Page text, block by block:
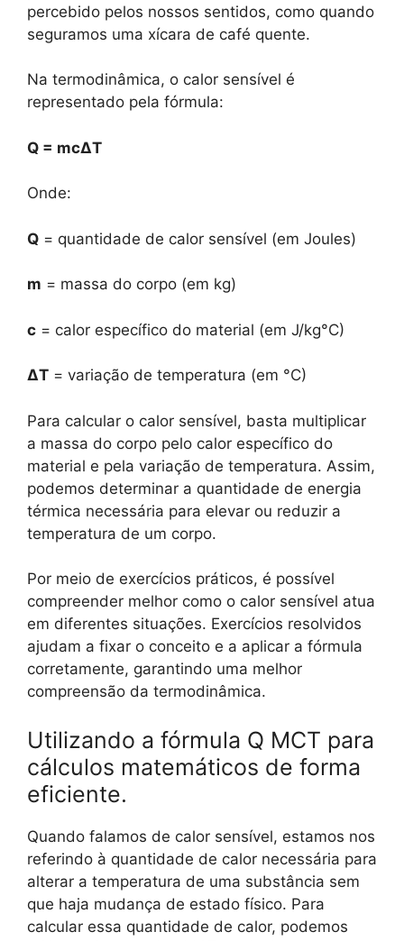
percebido pelos nossos sentidos, como quando
seguramos uma xícara de café quente.
Na termodinâmica, o calor sensível é
representado pela fórmula:
Q = mcΔT
Onde:
Q = quantidade de calor sensível (em Joules)
m = massa do corpo (em kg)
c = calor específico do material (em J/kg°C)
ΔT = variação de temperatura (em °C)
Para calcular o calor sensível, basta multiplicar
a massa do corpo pelo calor específico do
material e pela variação de temperatura. Assim,
podemos determinar a quantidade de energia
térmica necessária para elevar ou reduzir a
temperatura de um corpo.
Por meio de exercícios práticos, é possível
compreender melhor como o calor sensível atua
em diferentes situações. Exercícios resolvidos
ajudam a fixar o conceito e a aplicar a fórmula
corretamente, garantindo uma melhor
compreensão da termodinâmica.
Utilizando a fórmula Q MCT para
cálculos matemáticos de forma
eficiente.
Quando falamos de calor sensível, estamos nos
referindo à quantidade de calor necessária para
alterar a temperatura de uma substância sem
que haja mudança de estado físico. Para
calcular essa quantidade de calor, podemos